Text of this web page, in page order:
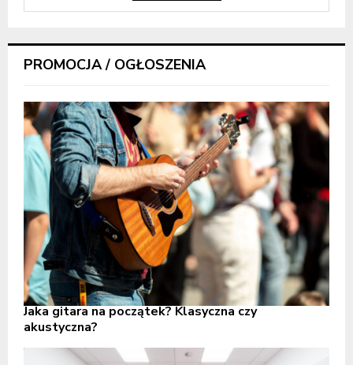
PROMOCJA / OGŁOSZENIA
Jaka gitara na początek? Klasyczna czy
akustyczna?